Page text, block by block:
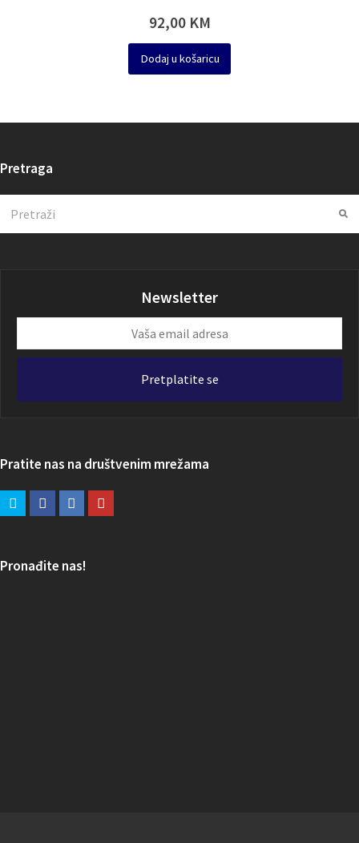
92,00 KM
Dodaj u košaricu
Pretraga
Newsletter
email
Pretplatite se
Pratite nas na društvenim mrežama
Pronađite nas!